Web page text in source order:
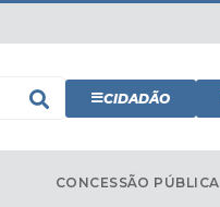
CIDADÃO
CONCESSÃO PÚBLICA